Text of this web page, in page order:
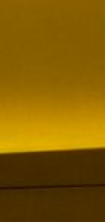
ledare för VR City
för
Detta sker i kölvattnet av